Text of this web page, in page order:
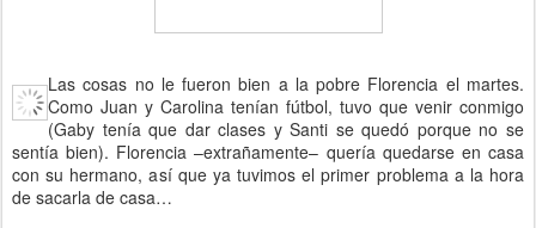
Las cosas no le fueron bien a la pobre Florencia el martes.
Como Juan y Carolina tenían fútbol, tuvo que venir conmigo
(Gaby tenía que dar clases y Santi se quedó porque no se
sentía bien). Florencia –extrañamente– quería quedarse en casa
con su hermano, así que ya tuvimos el primer problema a la hora
de sacarla de casa…